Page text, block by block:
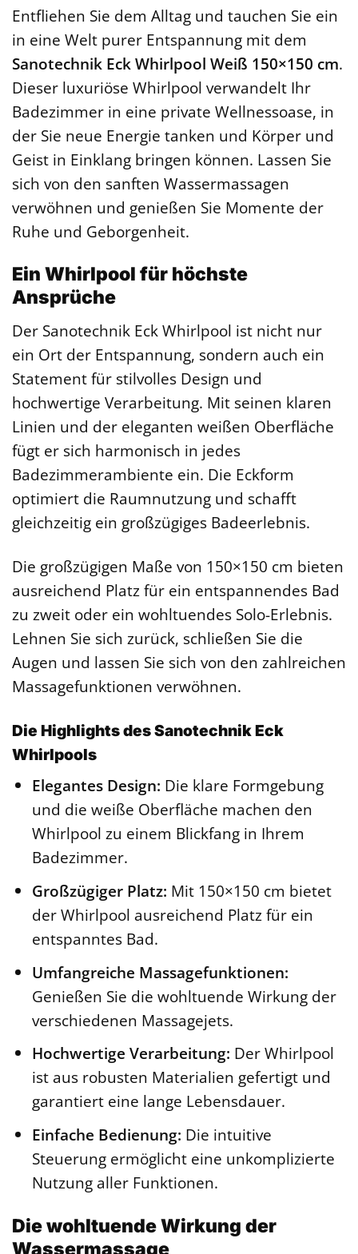
Entfliehen Sie dem Alltag und tauchen Sie ein
in eine Welt purer Entspannung mit dem
Sanotechnik Eck Whirlpool Weiß 150×150 cm.
Dieser luxuriöse Whirlpool verwandelt Ihr
Badezimmer in eine private Wellnessoase, in
der Sie neue Energie tanken und Körper und
Geist in Einklang bringen können. Lassen Sie
sich von den sanften Wassermassagen
verwöhnen und genießen Sie Momente der
Ruhe und Geborgenheit.
Ein Whirlpool für höchste
Ansprüche
Der Sanotechnik Eck Whirlpool ist nicht nur
ein Ort der Entspannung, sondern auch ein
Statement für stilvolles Design und
hochwertige Verarbeitung. Mit seinen klaren
Linien und der eleganten weißen Oberfläche
fügt er sich harmonisch in jedes
Badezimmerambiente ein. Die Eckform
optimiert die Raumnutzung und schafft
gleichzeitig ein großzügiges Badeerlebnis.
Die großzügigen Maße von 150×150 cm bieten
ausreichend Platz für ein entspannendes Bad
zu zweit oder ein wohltuendes Solo-Erlebnis.
Lehnen Sie sich zurück, schließen Sie die
Augen und lassen Sie sich von den zahlreichen
Massagefunktionen verwöhnen.
Die Highlights des Sanotechnik Eck
Whirlpools
Elegantes Design: Die klare Formgebung
und die weiße Oberfläche machen den
Whirlpool zu einem Blickfang in Ihrem
Badezimmer.
Großzügiger Platz: Mit 150×150 cm bietet
der Whirlpool ausreichend Platz für ein
entspanntes Bad.
Umfangreiche Massagefunktionen:
Genießen Sie die wohltuende Wirkung der
verschiedenen Massagejets.
Hochwertige Verarbeitung: Der Whirlpool
ist aus robusten Materialien gefertigt und
garantiert eine lange Lebensdauer.
Einfache Bedienung: Die intuitive
Steuerung ermöglicht eine unkomplizierte
Nutzung aller Funktionen.
Die wohltuende Wirkung der
Wassermassage